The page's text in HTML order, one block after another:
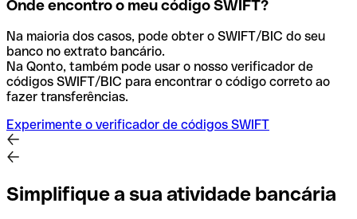
Onde encontro o meu código SWIFT?
Na maioria dos casos, pode obter o SWIFT/BIC do seu
banco no extrato bancário.
Na Qonto, também pode usar o nosso verificador de
códigos SWIFT/BIC para encontrar o código correto ao
fazer transferências.
Experimente o verificador de códigos SWIFT
Simplifique a sua atividade bancária